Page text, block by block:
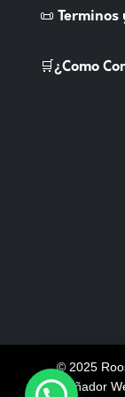
📜 Terminos
🛒¿Como
© 2025
Diseñador